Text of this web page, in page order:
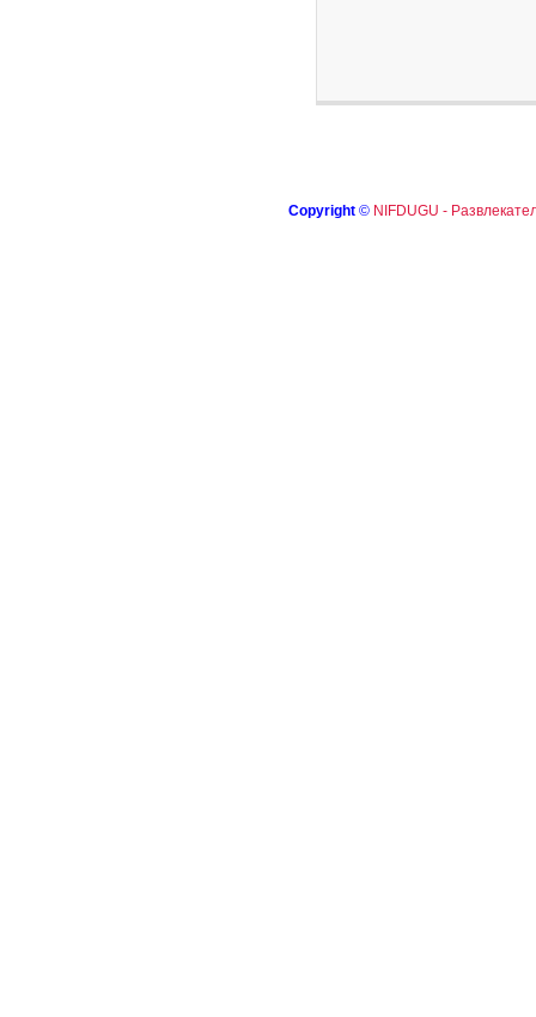
Copyright © NIFDUGU -